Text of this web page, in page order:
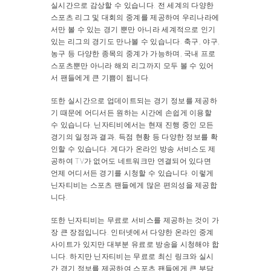
실시간으로 감상할 수 있습니다. 전 세계의 다양한
스포츠 리그 및 대회의 중계를 제공하여 우리나라에
서만 볼 수 있는 경기 뿐만 아니라 세계적으로 인기
있는 리그의 경기도 만나볼 수 있습니다. 축구, 야구,
농구 등 다양한 종목의 중계가 가능하며, 국내 프로
스포츠뿐만 아니라 해외 리그까지 모두 볼 수 있어
서 팬들에게 큰 기쁨이 됩니다.
또한 실시간으로 업데이트되는 경기 정보를 제공하
기 때문에 어디서든 원하는 시간에 손쉽게 이용할
수 있습니다. 닌자티비에서는 현재 진행 중인 모든
경기의 일정과 결과, 득점 현황 등 다양한 정보를 확
인할 수 있습니다. 게다가 온라인 방송 서비스도 제
공하여 TV가 없어도 네트워크만 연결되어 있다면
언제 어디서든 경기를 시청할 수 있습니다. 이렇게
닌자티비는 스포츠 팬들에게 많은 편의성을 제공합
니다.
또한 닌자티비는 무료로 서비스를 제공하는 것이 가
장 큰 장점입니다. 인터넷에서 다양한 온라인 중계
사이트가 있지만 대부분 유료로 방송을 시청해야 합
니다. 하지만 닌자티비는 무료로 최신 링크와 실시
간 경기 정보를 제공하여 스포츠 팬들에게 큰 부담